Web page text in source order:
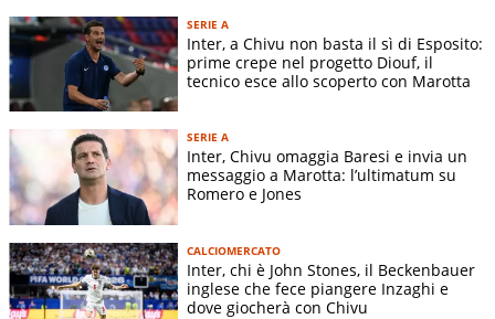
SERIE A
Inter, a Chivu non basta il sì di Esposito:
prime crepe nel progetto Diouf, il
tecnico esce allo scoperto con Marotta
SERIE A
Inter, Chivu omaggia Baresi e invia un
messaggio a Marotta: l’ultimatum su
Romero e Jones
CALCIOMERCATO
Inter, chi è John Stones, il Beckenbauer
inglese che fece piangere Inzaghi e
dove giocherà con Chivu